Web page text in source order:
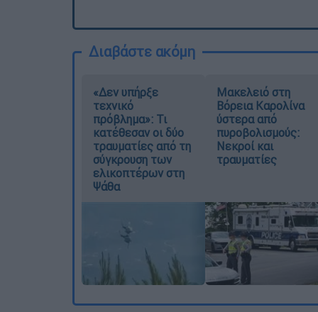
Διαβάστε ακόμη
«Δεν υπήρξε
τεχνικό
πρόβλημα»: Τι
κατέθεσαν οι δύο
τραυματίες από τη
σύγκρουση των
ελικοπτέρων στη
Ψάθα
Μακελειό στη
Βόρεια Καρολίνα
ύστερα από
πυροβολισμούς:
Νεκροί και
τραυματίες